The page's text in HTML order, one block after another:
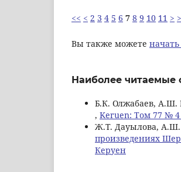
<< < 2 3 4 5 6 7 8 9 10 11 >
Вы также можете
Наиболее читаемые
Б.К. Олжабаев, А.Ш.
, Keruen: Том 77 № 4
Ж.Т. Дауылова, А.Ш.
произведениях
Керуен